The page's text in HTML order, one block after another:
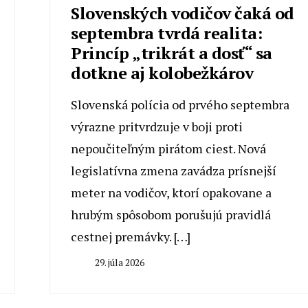
Slovenských vodičov čaká od
septembra tvrdá realita:
Princíp „trikrát a dosť“ sa
dotkne aj kolobežkárov
Slovenská polícia od prvého septembra
výrazne pritvrdzuje v boji proti
nepoučiteľným pirátom ciest. Nová
legislatívna zmena zavádza prísnejší
meter na vodičov, ktorí opakovane a
hrubým spôsobom porušujú pravidlá
cestnej premávky. […]
29. júla 2026